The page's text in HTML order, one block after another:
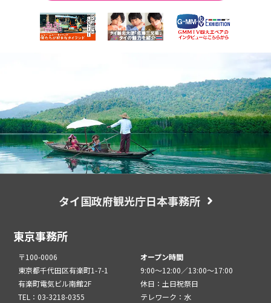
タイ国政府観光庁日本事務所
東京事務所
〒100-0006
東京都千代田区有楽町1-7-1
有楽町電気ビル南館2F
TEL：03-3218-0355
オープン時間
9:00～12:00／13:00～17:00
休日：土日祝祭日
テレワーク：水